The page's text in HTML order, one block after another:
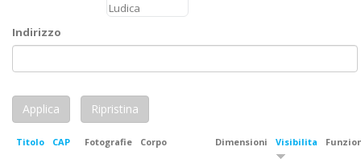
Indirizzo
Titolo CAP Fotografie Corpo Dimensioni Visibilita